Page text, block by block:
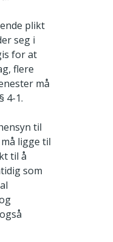
plikt
seg i
for at
flere
må
4-1.
til
ligge til
til å
som